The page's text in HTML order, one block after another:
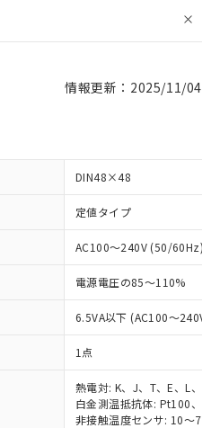
情報更新：2025/11/04
DIN48×48
定値タイプ
AC100～240V (50/60Hz)
電源電圧の85～110%
6.5VA以下 (AC100～240V時
1点
熱電対: K、J、T、E、L、U
白金測温抵抗体: Pt100、
非接触温度センサ: 10～